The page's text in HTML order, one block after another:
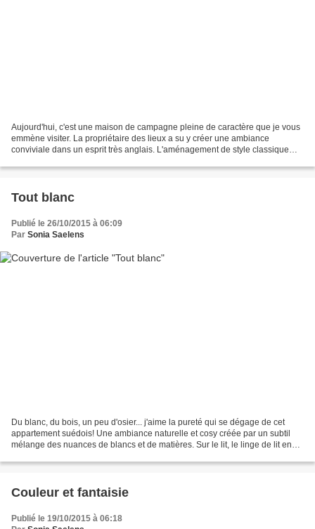
Aujourd'hui, c'est une maison de campagne pleine de caractère que je vous
emmène visiter. La propriétaire des lieux a su y créer une ambiance
conviviale dans un esprit très anglais. L'aménagement de style classique
Tout blanc
Publié le 26/10/2015 à 06:09
Par Sonia Saelens
Du blanc, du bois, un peu d'osier... j'aime la pureté qui se dégage de cet
appartement suédois! Une ambiance naturelle et cosy créée par un subtil
mélange des nuances de blancs et de matières. Sur le lit, le linge de lit en
Couleur et fantaisie
Publié le 19/10/2015 à 06:18